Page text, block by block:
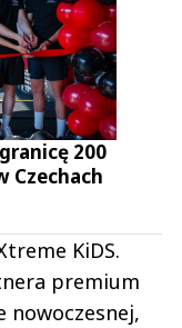
200
Czechach
KiDS.
premium
nowoczesnej,